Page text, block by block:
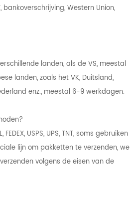
bankoverschrijving, Western Union,
landen, als de VS, meestal
landen, zoals het VK, Duitsland,
enz., meestal 6-9 werkdagen.
USPS, UPS, TNT, soms gebruiken
lijn om pakketten te verzenden, we
volgens de eisen van de